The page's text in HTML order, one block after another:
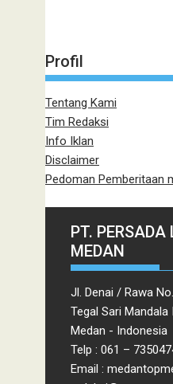
Profil
Tentang Kami
Tim Redaksi
Info Iklan
Disclaimer
Pedoman Pemberitaan
PT.
MEDAN
Jl. Denai / Rawa
Tegal Sari Mandala
Medan - Indonesia
Telp : 061 –
Email :